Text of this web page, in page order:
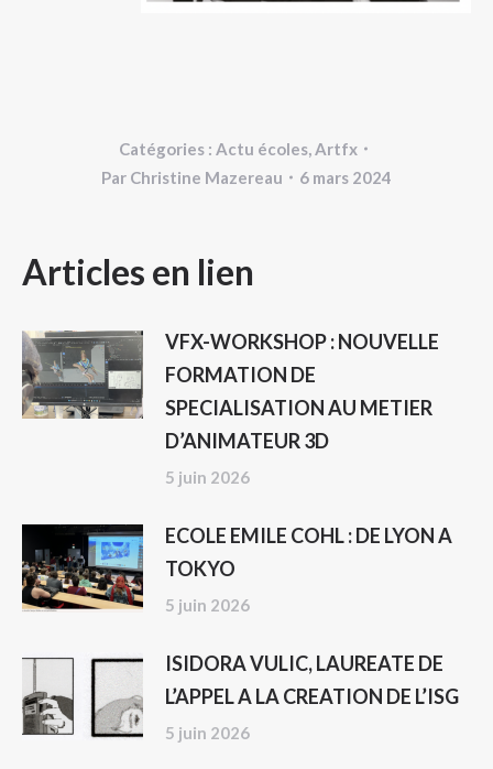
Catégories : Actu écoles,Artfx
Par Christine Mazereau 6 mars 2024
NAVIGATION
ARTICLE
Articles en lien
VFX-WORKSHOP : NOUVELLE
FORMATION DE
SPECIALISATION AU METIER
D’ANIMATEUR 3D
5 juin 2026
ECOLE EMILE COHL : DE LYON A
TOKYO
5 juin 2026
ISIDORA VULIC, LAUREATE DE
L’APPEL A LA CREATION DE L’ISG
5 juin 2026